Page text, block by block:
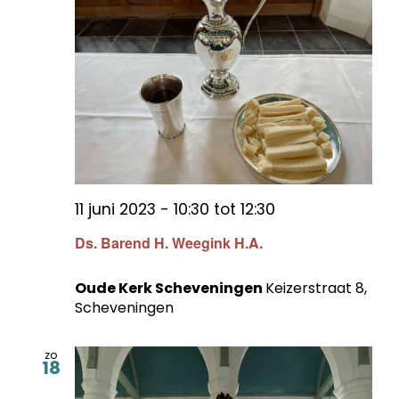
Ds. Barend H. Weegink H.A.
11 juni 2023 - 10:30 tot 12:30
Oude Kerk Scheveningen Keizerstraat 8,
Scheveningen
zo
18